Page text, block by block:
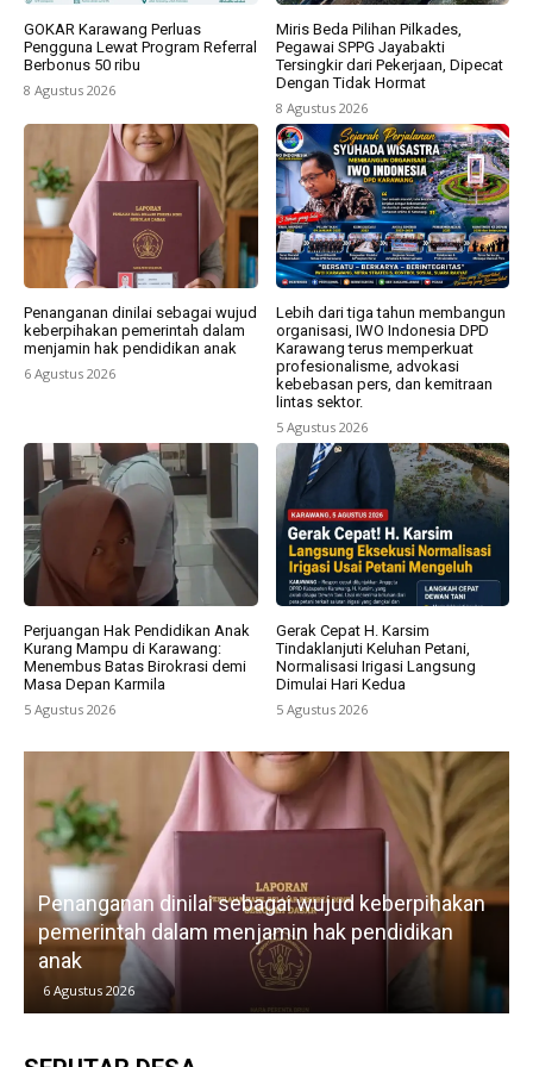
GOKAR Karawang Perluas
Pengguna Lewat Program Referral
Berbonus 50 ribu
8 Agustus 2026
Miris Beda Pilihan Pilkades,
Pegawai SPPG Jayabakti
Tersingkir dari Pekerjaan, Dipecat
Dengan Tidak Hormat
8 Agustus 2026
Penanganan dinilai sebagai wujud
keberpihakan pemerintah dalam
menjamin hak pendidikan anak
6 Agustus 2026
Lebih dari tiga tahun membangun
organisasi, IWO Indonesia DPD
Karawang terus memperkuat
profesionalisme, advokasi
kebebasan pers, dan kemitraan
lintas sektor.
5 Agustus 2026
Perjuangan Hak Pendidikan Anak
Kurang Mampu di Karawang:
Menembus Batas Birokrasi demi
Masa Depan Karmila
5 Agustus 2026
Gerak Cepat H. Karsim
Tindaklanjuti Keluhan Petani,
Normalisasi Irigasi Langsung
Dimulai Hari Kedua
5 Agustus 2026
Penanganan dinilai sebagai wujud keberpihakan
pemerintah dalam menjamin hak pendidikan
anak
6 Agustus 2026